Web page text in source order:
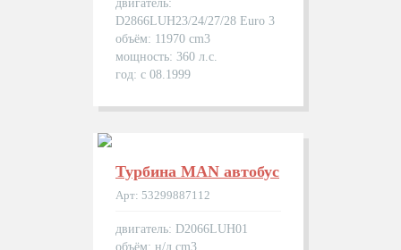
двигатель:
D2866LUH23/24/27/28 Euro 3
объём: 11970 cm3
мощность: 360 л.с.
год: с 08.1999
Турбина MAN автобуc
Арт: 53299887112
двигатель: D2066LUH01
объём: н/д cm3